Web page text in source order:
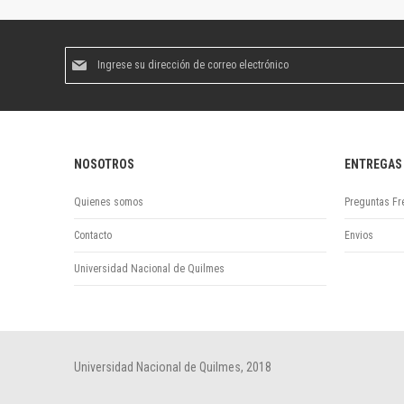
boletín
NOSOTROS
Quienes somos
Contacto
Universidad Nacional de Quilmes
ENTREGAS
Preguntas
Envios
Universidad Nacional de Quilmes, 2018